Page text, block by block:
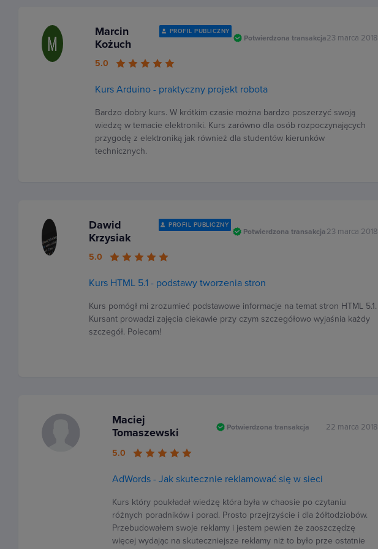
Marcin
Kożuch
PROFIL PUBLICZNY
Potwierdzona transakcja23 marca 2018
5.0
Kurs Arduino - praktyczny projekt robota
Bardzo dobry kurs. W krótkim czasie można bardzo poszerzyć swoją
wiedzę w temacie elektroniki. Kurs zarówno dla osób rozpoczynających
przygodę z elektroniką jak również dla studentów kierunków
technicznych.
Dawid
Krzysiak
PROFIL PUBLICZNY
Potwierdzona transakcja 23 marca 2018
5.0
Kurs HTML 5.1 - podstawy tworzenia stron
Kurs pomógł mi zrozumieć podstawowe informacje na temat stron HTML 5.1.
Kursant prowadzi zajęcia ciekawie przy czym szczegółowo wyjaśnia każdy
szczegół. Polecam!
Maciej
Tomaszewski
Potwierdzona transakcja 22 marca 2018
5.0
AdWords - Jak skutecznie reklamować się w sieci
Kurs który poukładał wiedzę która była w chaosie po czytaniu
różnych poradników i porad. Prosto przejrzyście i dla żółtodziobów.
Przebudowałem swoje reklamy i jestem pewien że zaoszczędzę
więcej wydając na skuteczniejsze reklamy niż to było prze ostatnie